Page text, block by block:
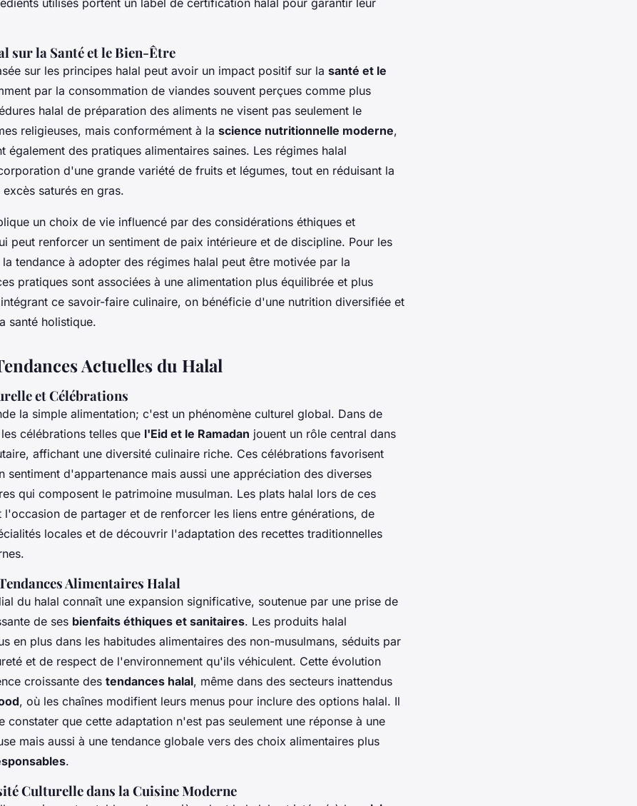
utilisés portent un label de certification halal pour garantir leur
sur la Santé et le Bien-Être
sur les principes halal peut avoir un impact positif sur la santé et le
par la consommation de viandes souvent perçues comme plus
halal de préparation des aliments ne visent pas seulement le
religieuses, mais conformément à la science nutritionnelle moderne,
également des pratiques alimentaires saines. Les régimes halal
d'une grande variété de fruits et légumes, tout en réduisant la
saturés en gras.
un choix de vie influencé par des considérations éthiques et
peut renforcer un sentiment de paix intérieure et de discipline. Pour les
tendance à adopter des régimes halal peut être motivée par la
pratiques sont associées à une alimentation plus équilibrée et plus
ce savoir-faire culinaire, on bénéficie d'une nutrition diversifiée et
santé holistique.
Actuelles du Halal
et Célébrations
la simple alimentation; c'est un phénomène culturel global. Dans de
célébrations telles que l'Eid et le Ramadan jouent un rôle central dans
affichant une diversité culinaire riche. Ces célébrations favorisent
sentiment d'appartenance mais aussi une appréciation des diverses
qui composent le patrimoine musulman. Les plats halal lors de ces
l'occasion de partager et de renforcer les liens entre générations, de
locales et de découvrir l'adaptation des recettes traditionnelles
Alimentaires Halal
du halal connaît une expansion significative, soutenue par une prise de
de ses bienfaits éthiques et sanitaires. Les produits halal
en plus dans les habitudes alimentaires des non-musulmans, séduits par
et de respect de l'environnement qu'ils véhiculent. Cette évolution
croissante des tendances halal, même dans des secteurs inattendus
, où les chaînes modifient leurs menus pour inclure des options halal. Il
constater que cette adaptation n'est pas seulement une réponse à une
mais aussi à une tendance globale vers des choix alimentaires plus
.
Culturelle dans la Cuisine Moderne